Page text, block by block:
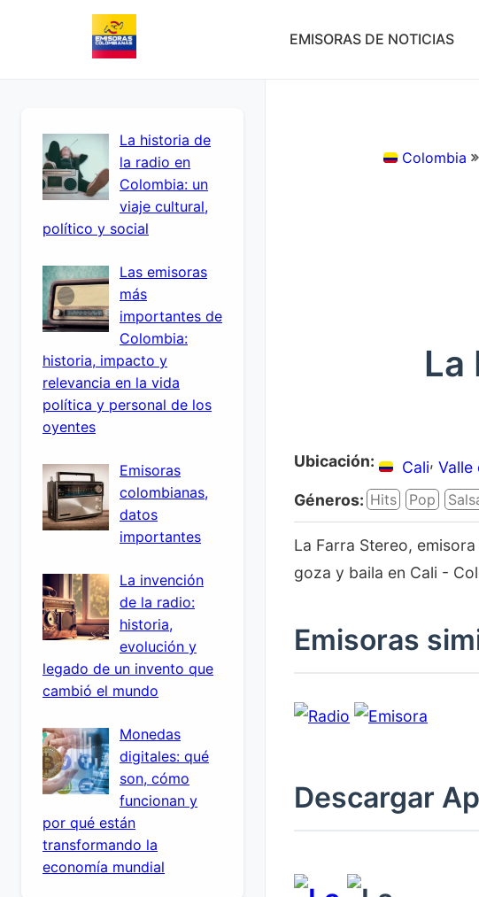
EMISORAS DE NOTICIAS
La historia de
la radio en
Colombia: un
viaje cultural,
político y social
Las emisoras
más
importantes de
Colombia:
historia, impacto y
relevancia en la vida
política y personal de los
oyentes
Emisoras
colombianas,
datos
importantes
La invención
de la radio:
historia,
evolución y
legado de un invento que
cambió el mundo
Monedas
digitales: qué
son, cómo
funcionan y
por qué están
transformando la
economía mundial
Colombia
La
Ubicación: Cali, Valle
Géneros: Hits Pop
La Farra Stereo,
goza y baila en Cali -
Emisoras
Descargar